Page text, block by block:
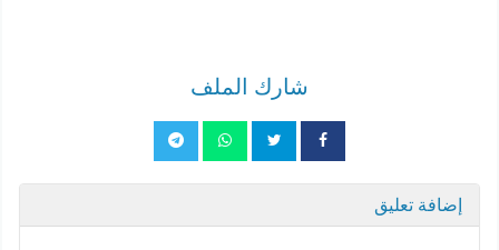
شارك الملف
إضافة تعليق